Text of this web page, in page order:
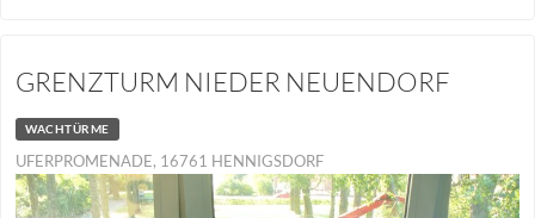
GRENZTURM NIEDER NEUENDORF
WACHTÜRME
UFERPROMENADE, 16761 HENNIGSDORF